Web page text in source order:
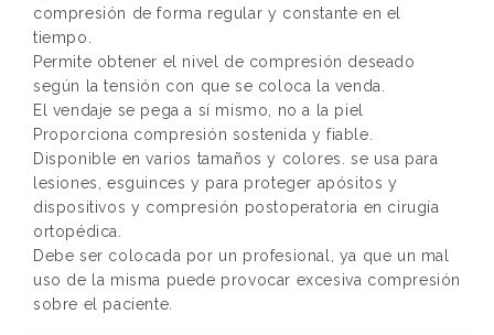
compresión de forma regular y constante en el
tiempo.
Permite obtener el nivel de compresión deseado
según la tensión con que se coloca la venda.
El vendaje se pega a sí mismo, no a la piel
Proporciona compresión sostenida y fiable.
Disponible en varios tamaños y colores. se usa para
lesiones, esguinces y para proteger apósitos y
dispositivos y compresión postoperatoria en cirugía
ortopédica.
Debe ser colocada por un profesional, ya que un mal
uso de la misma puede provocar excesiva compresión
sobre el paciente.